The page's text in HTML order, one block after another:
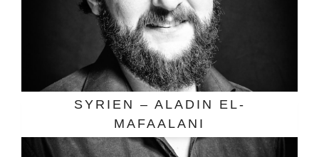
SYRIEN – ALADIN EL-
MAFAALANI